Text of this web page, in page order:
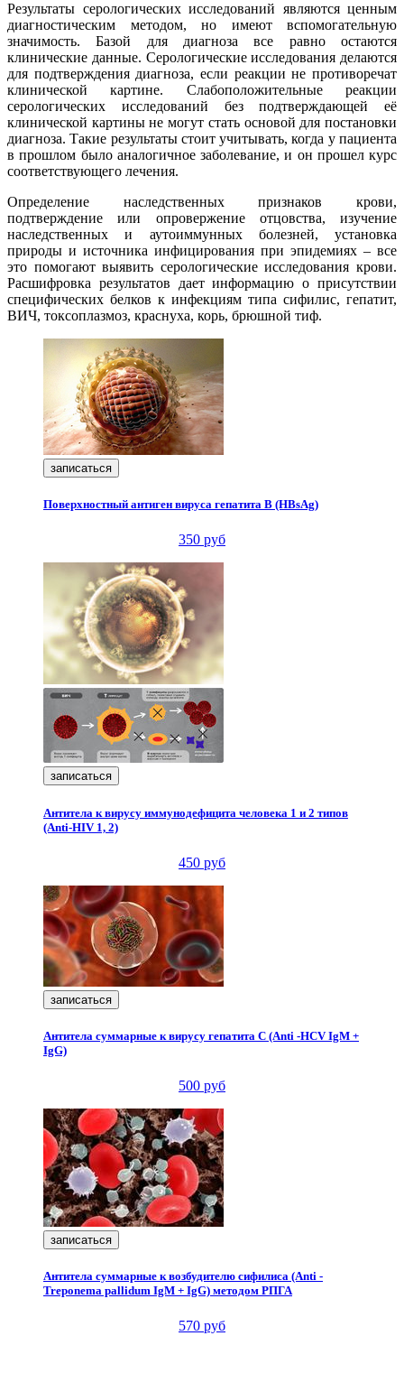
Результаты серологических исследований являются ценным
диагностическим методом, но имеют вспомогательную
значимость. Базой для диагноза все равно остаются
клинические данные. Серологические исследования делаются
для подтверждения диагноза, если реакции не противоречат
клинической картине. Слабоположительные реакции
серологических исследований без подтверждающей её
клинической картины не могут стать основой для постановки
диагноза. Такие результаты стоит учитывать, когда у пациента
в прошлом было аналогичное заболевание, и он прошел курс
соответствующего лечения.
Определение наследственных признаков крови,
подтверждение или опровержение отцовства, изучение
наследственных и аутоиммунных болезней, установка
природы и источника инфицирования при эпидемиях – все
это помогают выявить серологические исследования крови.
Расшифровка результатов дает информацию о присутствии
специфических белков к инфекциям типа сифилис, гепатит,
ВИЧ, токсоплазмоз, краснуха, корь, брюшной тиф.
записаться
Поверхностный антиген вируса гепатита В (HВsAg)
350 руб
записаться
Антитела к вирусу иммунодефицита человека 1 и 2 типов
(Аnti-HIV 1, 2)
450 руб
записаться
Антитела суммарные к вирусу гепатита С (Аnti -HCV IgМ +
IgG)
500 руб
записаться
Антитела суммарные к возбудителю сифилиса (Аnti -
Treponema pallidum IgМ + IgG) методом РПГА
570 руб